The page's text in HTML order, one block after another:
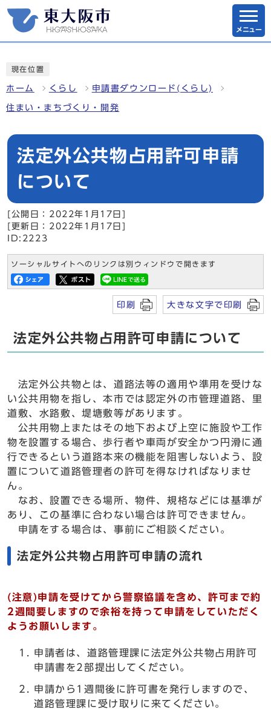
メニュー
現在位置
ホーム くらし 申請書ダウンロード(くらし)
住まい・まちづくり・開発
法定外公共物占用許可申請
について
[公開日：2022年1月17日]
[更新日：2022年1月17日]
ID:2223
ソーシャルサイトへのリンクは別ウィンドウで開きます
印刷 大きな文字で印刷
法定外公共物占用許可申請について
法定外公共物とは、道路法等の適用や準用を受けな
い公共用物を指し、本市では認定外の市管理道路、里
道敷、水路敷、堤塘敷等があります。
公共用物上またはその地下および上空に施設や工作
物を設置する場合、歩行者や車両が安全かつ円滑に通
行できるという道路本来の機能を阻害しないよう、設
置について道路管理者の許可を得なければなりませ
ん。
なお、設置できる場所、物件、規格などには基準が
あり、この基準に合わない場合は許可できません。
申請をする場合は、事前にご相談ください。
法定外公共物占用許可申請の流れ
(注意)申請を受けてから警察協議を含め、許可まで約
2週間要しますので余裕を持って申請をしていただく
ようお願いします。
申請者は、道路管理課に法定外公共物占用許可
申請書を2部提出してください。
申請から1週間後に許可書を発行しますので、
道路管理課に受け取りに来てください。